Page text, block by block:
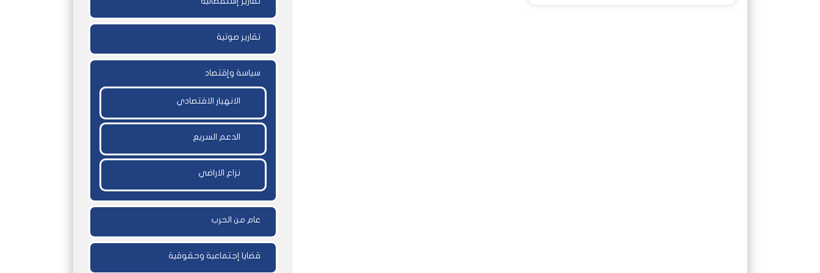
تقارير صوتية
سياسة وإقتصاد
الانهيار الاقتصادي
الدعم السريع
نزاع الاراضي
عام من الحرب
قضايا إجتماعية وحقوقية